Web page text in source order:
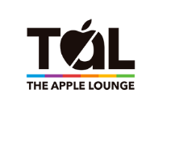
contenuto